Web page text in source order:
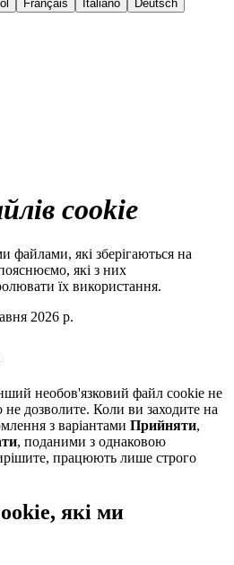
Français Italiano
Deutsch
cookie
які зберігаються на
які з них
їх використання.
2026 р.
необов'язковий файл cookie не
дозволите. Коли ви заходите на
з варіантами Прийняти,
, поданими з однаковою
працюють лише строго
які ми